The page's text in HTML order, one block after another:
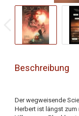
Beschreibung
Der wegweisende
Herbert ist längst zum